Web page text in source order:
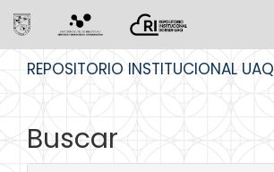
REPOSITORIO INSTITUCIONAL UAQ
Buscar